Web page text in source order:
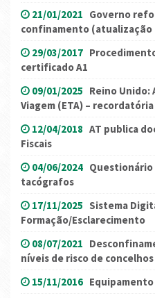
21/01/2021 Governo
confinamento (atualização
29/03/2017
certificado A1
09/01/2025 Reino
Viagem (ETA) – recordatória
12/04/2018 AT publica
Fiscais
04/06/2024 Questionário
tacógrafos
17/11/2025 Sistema
Formação/Esclarecimento
08/07/2021
níveis de risco de
15/11/2016